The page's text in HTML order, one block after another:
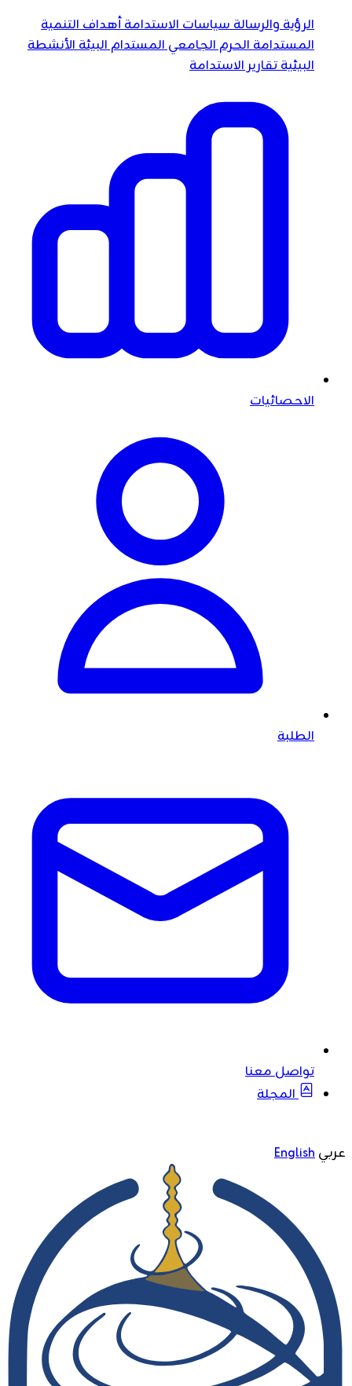
الرؤية والرسالةسياسات الاستدامةأهداف التنمية
المستدامةالحرم الجامعي المستدامالبيئةالأنشطة
البيئيةتقارير الاستدامة
الاحصائيات
الطلبة
تواصل معنا
المجلة
عربيEnglish